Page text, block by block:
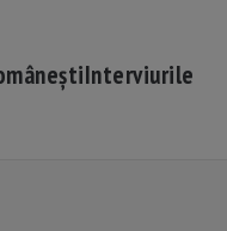
Interviurile